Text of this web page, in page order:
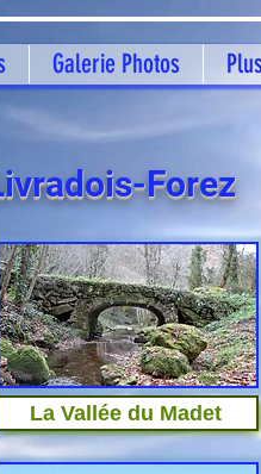
Galerie Photos
Forez
La Vallée du Madet